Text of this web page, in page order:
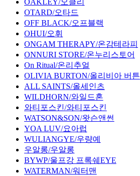
OAKLEY/오클리
OTARD/오타드
OFF BLACK/오프블랙
OHUI/오휘
ONGAM THERAPY/온감테라피
ONNURI STORE/온누리스토어
On Ritual/온리추얼
OLIVIA BURTON/올리비아 버튼
ALL SAINTS/올세인츠
WILDHORN/와일드혼
와티포스킨/와티포스킨
WATSON&SON/왓슨앤썬
YOA LUV/요아럽
WULIANGYE/우량예
우알롱/우알롱
BYWP/울프강 프록쉐EYE
WATERMAN/워터맨